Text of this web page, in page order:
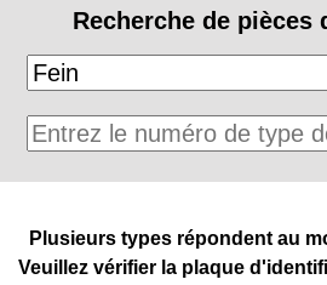
Recherche de pièces
Plusieurs types répondent au
Veuillez vérifier la plaque